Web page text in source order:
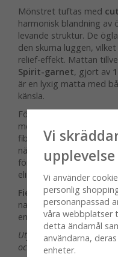
Mönstret tuftas med
harmonisk blandning av
levande struktur. De
den skurna luggen,
relief-effekt. Mattan
Spirit-garnet, gjort av
är en lyxig matta med
känsla.
För att säkerställa lång
med ett stabiliserande
fibrerna och bevarar
nät gör att mattan
förstärkta textila kanter
eliminerar behovet av
Field Harrowär en
naturen med högsta
en inredningsdetalj med
Utforska hela vår
och tillverkning via länken
Vi
upplevelse
Vi använder
personlig
personanpassad
våra webbplatser
detta ändamål
användarna,
enheter.